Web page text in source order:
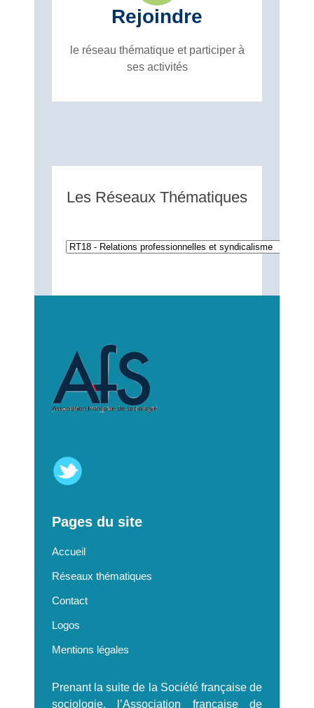
Rejoindre
le réseau thématique et participer à
ses activités
Les Réseaux Thématiques
Pages du site
Accueil
Réseaux thématiques
Contact
Logos
Mentions légales
Prenant la suite de la Société française de
sociologie, l’Association française de